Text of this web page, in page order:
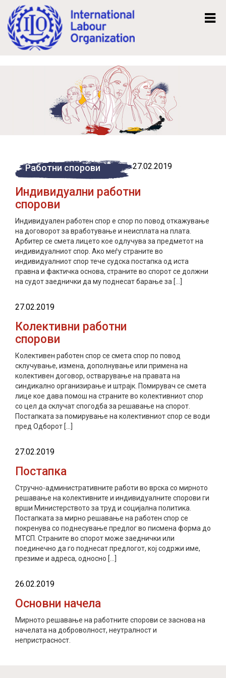
Работни спорови 27.02.2019
Индивидуални работни
спорови
Индивидуален работен спор е спор по повод откажување
на договорот за вработување и неисплата на плата.
Арбитер се смета лицето кое одлучува за предметот на
индивидуалниот спор. Ако меѓу страните во
индивидуалниот спор тече судска постапка од иста
правна и фактичка основа, страните во спорот се должни
на судот заеднички да му поднесат барање за […]
27.02.2019
Колективни работни
спорови
Колективен работен спор се смета спор по повод
склучување, измена, дополнување или примена на
колективен договор, остварување на правата на
синдикално организирање и штрајк. Помирувач се смета
лице кое дава помош на страните во колективниот спор
со цел да склучат спогодба за решавање на спорот.
Постапката за помирување на колективниот спор се води
пред Одборот […]
27.02.2019
Постапка
Стручно-административните работи во врска со мирното
решавање на колективните и индивидуалните спорови ги
врши Министерството за труд и социјална политика.
Постапката за мирно решавање на работен спор се
покренува со поднесување предлог во писмена форма до
МТСП. Страните во спорот може заеднички или
поединечно да го поднесат предлогот, кој содржи име,
презиме и адреса, односно […]
26.02.2019
Основни начела
Мирното решавање на работните спорови се заснова на
начелата на доброволност, неутралност и
непристрасност.